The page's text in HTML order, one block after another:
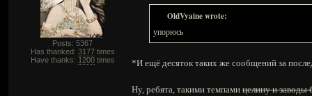
Posts: 5367
Has thanked: 3177times
Have thanks: 1200times
OldVyaine wrote:
упорюсь
*И ещё десяток таких же сообщений за
Ну, ребята, такими темпами целину и заводы